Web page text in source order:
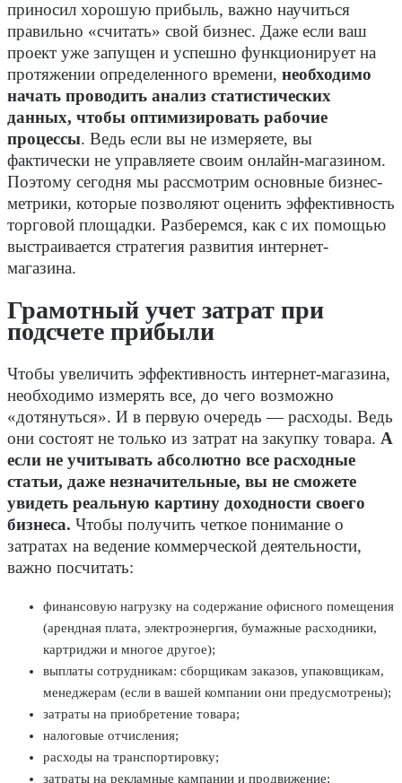
приносил хорошую прибыль, важно научиться
правильно «считать» свой бизнес. Даже если ваш
проект уже запущен и успешно функционирует на
протяжении определенного времени, необходимо
начать проводить анализ статистических
данных, чтобы оптимизировать рабочие
процессы. Ведь если вы не измеряете, вы
фактически не управляете своим онлайн-магазином.
Поэтому сегодня мы рассмотрим основные бизнес-
метрики, которые позволяют оценить эффективность
торговой площадки. Разберемся, как с их помощью
выстраивается стратегия развития интернет-
магазина.
Грамотный учет затрат при
подсчете прибыли
Чтобы увеличить эффективность интернет-магазина,
необходимо измерять все, до чего возможно
«дотянуться». И в первую очередь — расходы. Ведь
они состоят не только из затрат на закупку товара. А
если не учитывать абсолютно все расходные
статьи, даже незначительные, вы не сможете
увидеть реальную картину доходности своего
бизнеса. Чтобы получить четкое понимание о
затратах на ведение коммерческой деятельности,
важно посчитать:
финансовую нагрузку на содержание офисного помещения
(арендная плата, электроэнергия, бумажные расходники,
картриджи и многое другое);
выплаты сотрудникам: сборщикам заказов, упаковщикам,
менеджерам (если в вашей компании они предусмотрены);
затраты на приобретение товара;
налоговые отчисления;
расходы на транспортировку;
затраты на рекламные кампании и продвижение;